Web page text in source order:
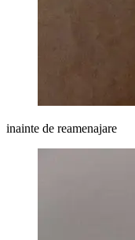
inainte de reamenajare